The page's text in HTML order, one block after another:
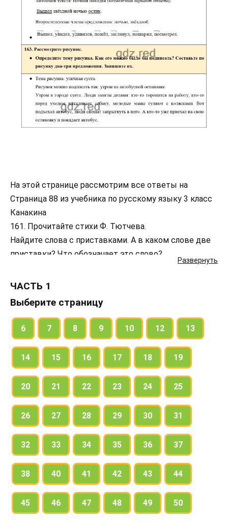
Развернуть
На этой странице рассмотрим все ответы на
Страница 88 из учебника по русскому языку 3 класс
Канакина
161. Прочитайте стихи Ф. Тютчева.
Найдите слова с приставками. А в каком слове две
приставки? Что обозначает это слово?
диктовку.
Прочитайте текст ещё раз. Заинтересовал ли он вас?
Чем? Придумайте к тексту заголовок.
Найдите в тексте глаголы с приставками. Выделите
приставки.
163. Рассмотрите рисунок.
Определите тему рисунка. Как его можно было бы
подписать? Составьте по рисунку два-три
предложения. Запишите их.
ЧАСТЬ 1
Выберите страницу
6 7 8 9 10 12 13
14 15 16 17 18 19
20 21 22 23 24 25
26 27 28 29 30 31
32 33 34 35 36 37
38 40 41 42 43 44
45 46 47 48 49 50